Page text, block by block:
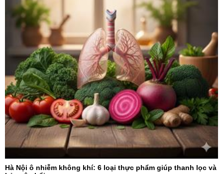
Hà Nội ô nhiễm không khí: 6 loại thực phẩm giúp thanh lọc và